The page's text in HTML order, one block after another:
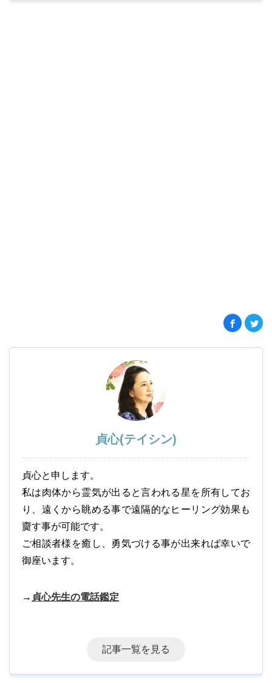
貞心(テイシン)
貞心と申します。
私は肉体から霊気が出ると言われる星を所有してお
り、遠くから眺める事で遠隔的なヒーリング効果も
齎す事が可能です。
ご相談者様を癒し、勇気づける事が出来れば幸いで
御座います。
→ 貞心先生の電話鑑定
記事一覧を見る